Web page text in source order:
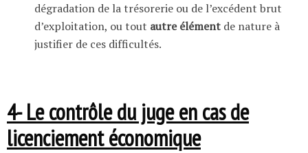
dégradation de la trésorerie ou de l’excédent brut
d’exploitation, ou tout autre élément de nature à
justifier de ces difficultés.
4- Le contrôle du juge en cas de
licenciement économique